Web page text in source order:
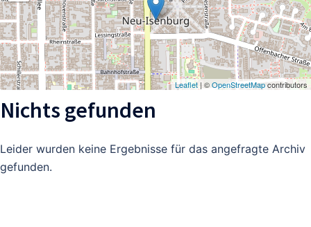
Leaflet | ©OpenStreetMapcontributors
Nichts gefunden
Leider wurden keine Ergebnisse für das angefragte Archiv
gefunden.